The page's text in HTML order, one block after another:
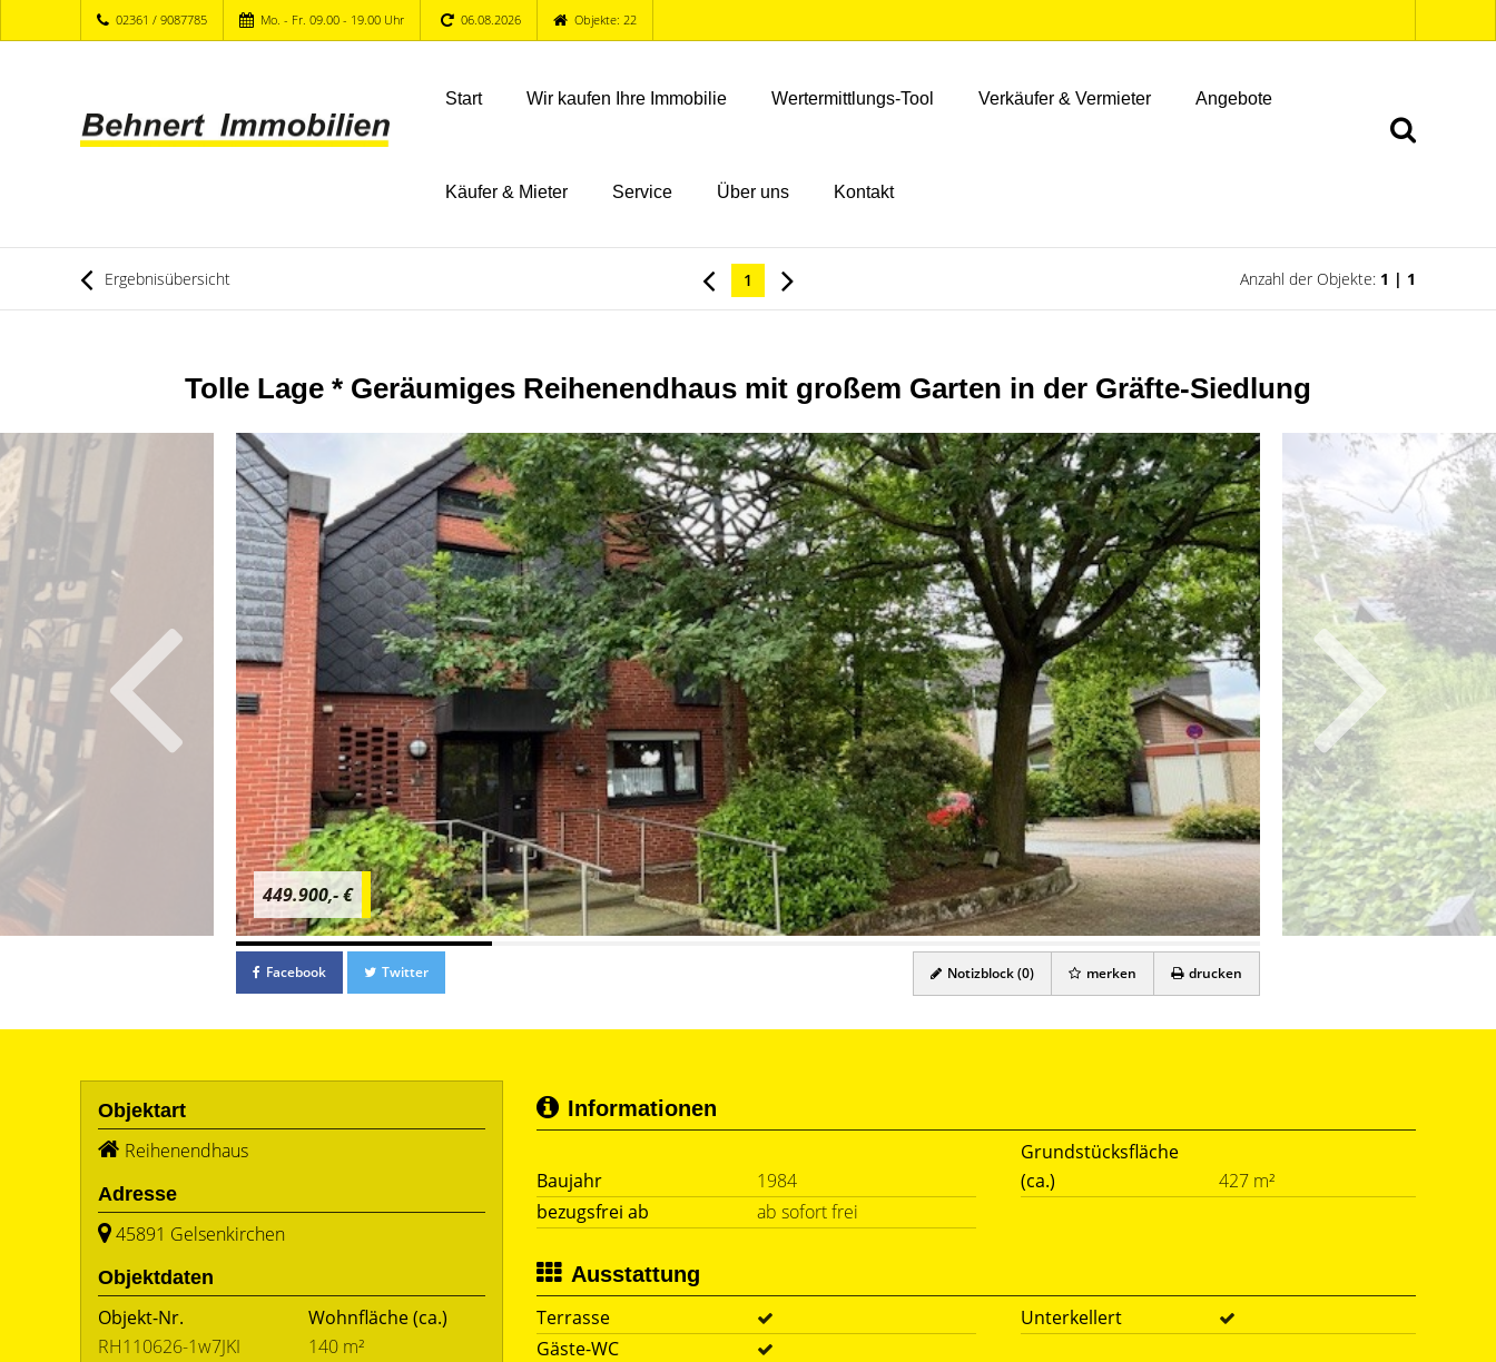
02361 / 9087785 Mo. - Fr. 09.00 - 19.00 Uhr 06.08.2026 Objekte: 22
Start Wir kaufen Ihre Immobilie Wertermittlungs-Tool Verkäufer & Vermieter Angebote
Käufer & Mieter Service Über uns Kontakt
Ergebnisübersicht 1 Anzahl der Objekte: 1 | 1
Tolle Lage * Geräumiges Reihenendhaus mit großem Garten in der Gräfte-Siedlung
449.900,- €
Facebook Twitter Notizblock (0) merken drucken
Objektart
Reihenendhaus
Adresse
45891 Gelsenkirchen
Objektdaten
Objekt-Nr.
RH110626-1w7JKI
Wohnfläche(ca.)
140 m²
Informationen
Baujahr 1984
Grundstücksfläche
(ca.)
427 m²
bezugsfrei ab
ab sofort frei
Ausstattung
Terrasse
Unterkellert
Gäste-WC